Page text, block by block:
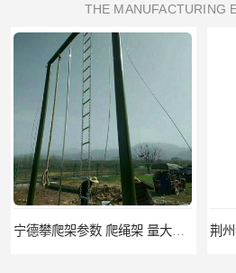
THE MANUFACTURING